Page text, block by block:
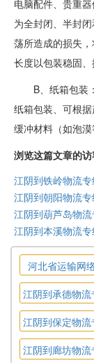
电脑配件、贵重
为全封闭、半封
荡所造成的损失，
长度以包装稳固、
B、纸箱包装
纸箱包装、可根
缓冲材料（如泡漠
浏览这篇文章的访
江阴到铁岭物流
江阴到朝阳物流
江阴到葫芦岛物
江阴到本溪物流
河北省运输网
江阴到承德物流
线
江阴到保定物流
线
江阴到廊坊物流